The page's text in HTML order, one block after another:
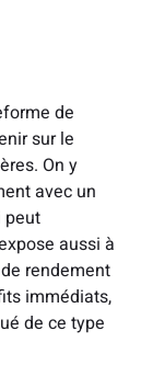
de
sur le
On y
avec un
peut
aussi à
rendement
immédiats,
de ce type